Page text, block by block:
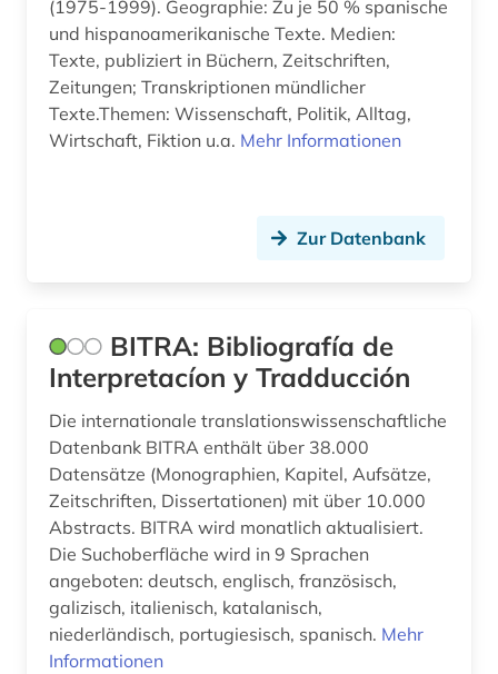
zeitschriften (1)
zeitung (5)
übersetzung (1)
(1975-1999). Geographie: Zu je 50 % spanische
und hispanoamerikanische Texte. Medien:
Texte, publiziert in Büchern, Zeitschriften,
Zeitungen; Transkriptionen mündlicher
Texte.Themen: Wissenschaft, Politik, Alltag,
Wirtschaft, Fiktion u.a. Mehr Informationen
Zur Datenbank
BITRA: Bibliografía de
Interpretacíon y Tradducción
Die internationale translationswissenschaftliche
Datenbank BITRA enthält über 38.000
Datensätze (Monographien, Kapitel, Aufsätze,
Zeitschriften, Dissertationen) mit über 10.000
Abstracts. BITRA wird monatlich aktualisiert.
Die Suchoberfläche wird in 9 Sprachen
angeboten: deutsch, englisch, französisch,
galizisch, italienisch, katalanisch,
niederländisch, portugiesisch, spanisch. Mehr
Informationen